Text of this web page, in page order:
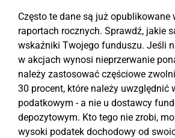
Często te dane są już opublikowane
raportach rocznych. Sprawdź, jakie
wskaźniki Twojego funduszu. Jeśli
w akcjach wynosi nieprzerwanie
należy zastosować częściowe
30 procent, które należy uwzględnić
podatkowym - a nie u dostawcy
depozytowym. Kto tego nie zrobi,
wysoki podatek dochodowy od